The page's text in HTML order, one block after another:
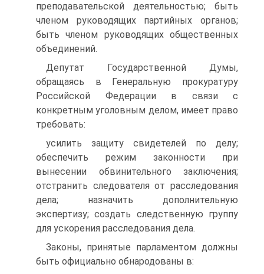
преподавательской деятельностью; быть
членом руководящих партийных органов;
быть членом руководящих общественных
объединений.
Депутат Государственной Думы,
обращаясь в Генеральную прокуратуру
Российской Федерации в связи с
конкретным уголовным делом, имеет право
требовать:
усилить защиту свидетелей по делу;
обеспечить режим законности при
вынесении обвинительного заключения;
отстранить следователя от расследования
дела; назначить дополнительную
экспертизу; создать следственную группу
для ускорения расследования дела.
Законы, принятые парламентом должны
быть официально обнародованы в: